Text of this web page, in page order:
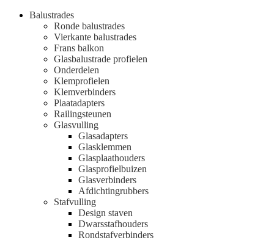
Balustrades
Ronde balustrades
Vierkante balustrades
Frans balkon
Glasbalustrade profielen
Onderdelen
Klemprofielen
Klemverbinders
Plaatadapters
Railingsteunen
Glasvulling
Glasadapters
Glasklemmen
Glasplaathouders
Glasprofielbuizen
Glasverbinders
Afdichtingrubbers
Stafvulling
Design staven
Dwarsstafhouders
Rondstafverbinders